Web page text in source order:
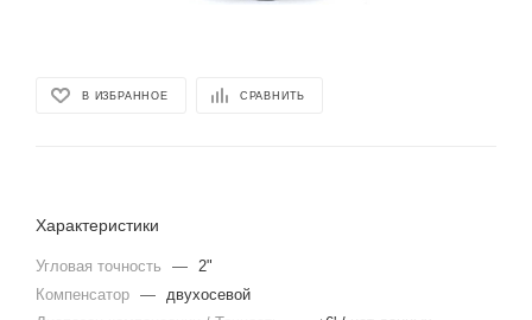
В ИЗБРАННОЕ СРАВНИТЬ
Характеристики
Угловая точность — 2"
Компенсатор — двухосевой